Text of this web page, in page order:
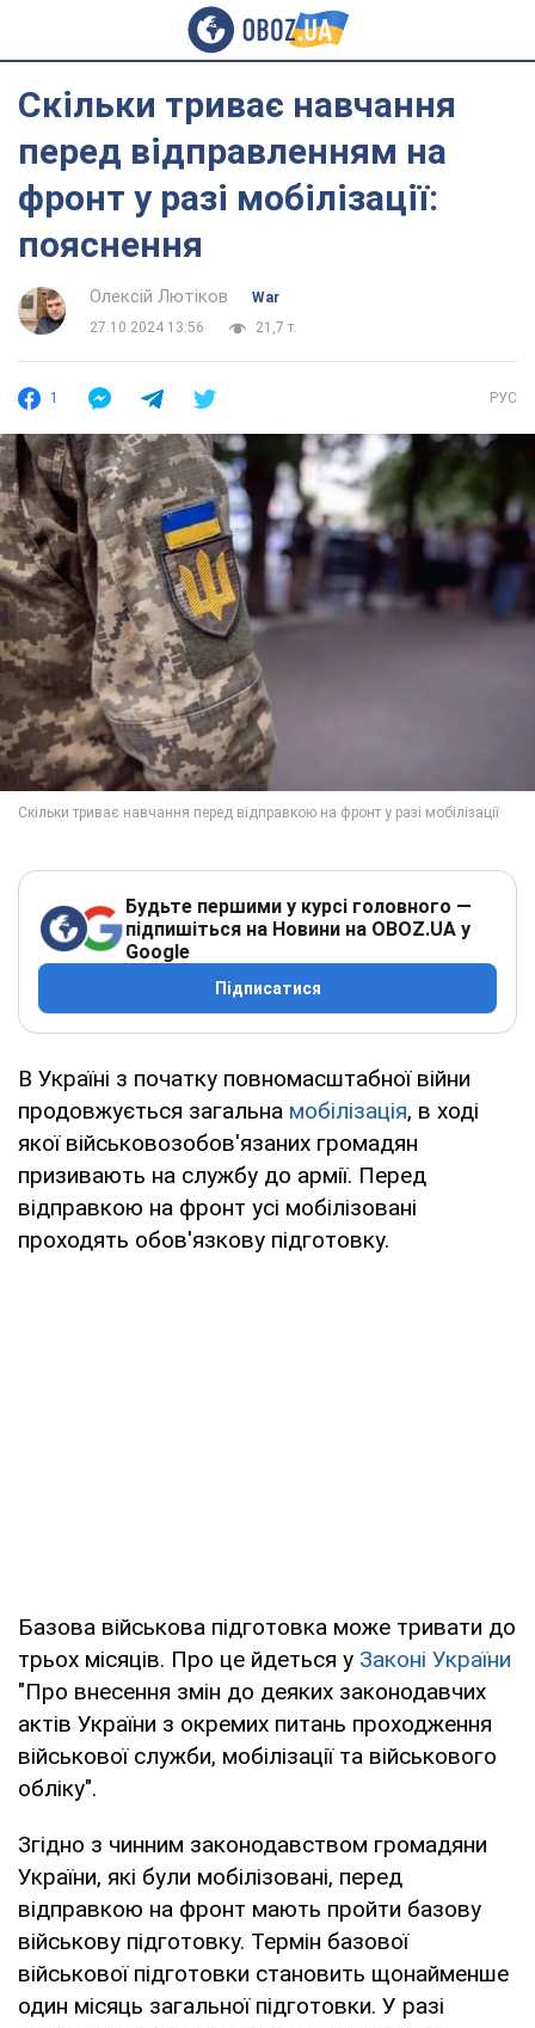
Скільки триває навчання
перед відправленням на
фронт у разі мобілізації:
пояснення
Олексій Лютіков
War
27.10.2024 13:56
21,7 т.
1 РУС
Будьте першими у курсі головного —
підпишіться на Новини на OBOZ.UA у
Google
Підписатися
В Україні з початку повномасштабної війни
продовжується загальна мобілізація, в ході
якої військовозобов'язаних громадян
призивають на службу до армії. Перед
відправкою на фронт усі мобілізовані
проходять обов'язкову підготовку.
Базова військова підготовка може тривати до
трьох місяців. Про це йдеться у Законі України
"Про внесення змін до деяких законодавчих
актів України з окремих питань проходження
військової служби, мобілізації та військового
обліку".
Згідно з чинним законодавством громадяни
України, які були мобілізовані, перед
відправкою на фронт мають пройти базову
військову підготовку. Термін базової
військової підготовки становить щонайменше
один місяць загальної підготовки. У разі